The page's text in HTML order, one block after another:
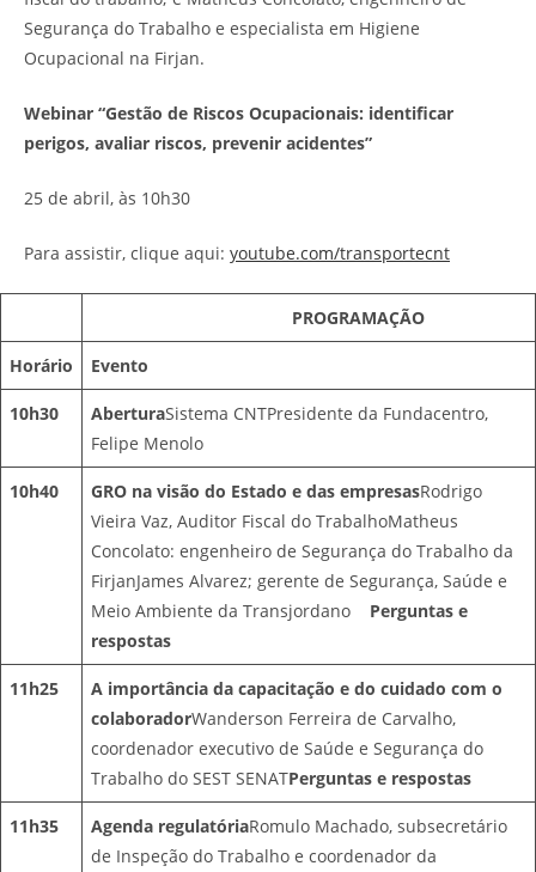
Segurança do Trabalho e especialista em Higiene
Ocupacional na Firjan.
Webinar “Gestão de Riscos Ocupacionais: identificar
perigos, avaliar riscos, prevenir acidentes”
25 de abril, às 10h30
Para assistir, clique aqui: youtube.com/transportecnt
PROGRAMAÇÃO
Horário Evento
10h30 AberturaSistema CNTPresidente da Fundacentro,
Felipe Menolo
10h40 GRO na visão do Estado e das empresasRodrigo
Vieira Vaz, Auditor Fiscal do TrabalhoMatheus
Concolato: engenheiro de Segurança do Trabalho da
FirjanJames Alvarez; gerente de Segurança, Saúde e
Meio Ambiente da Transjordano Perguntas e
respostas
11h25
A importância da capacitação e do cuidado com o
colaboradorWanderson Ferreira de Carvalho,
coordenador executivo de Saúde e Segurança do
Trabalho do SEST SENATPerguntas e respostas
11h35 Agenda regulatóriaRomulo Machado, subsecretário
de Inspeção do Trabalho e coordenador da